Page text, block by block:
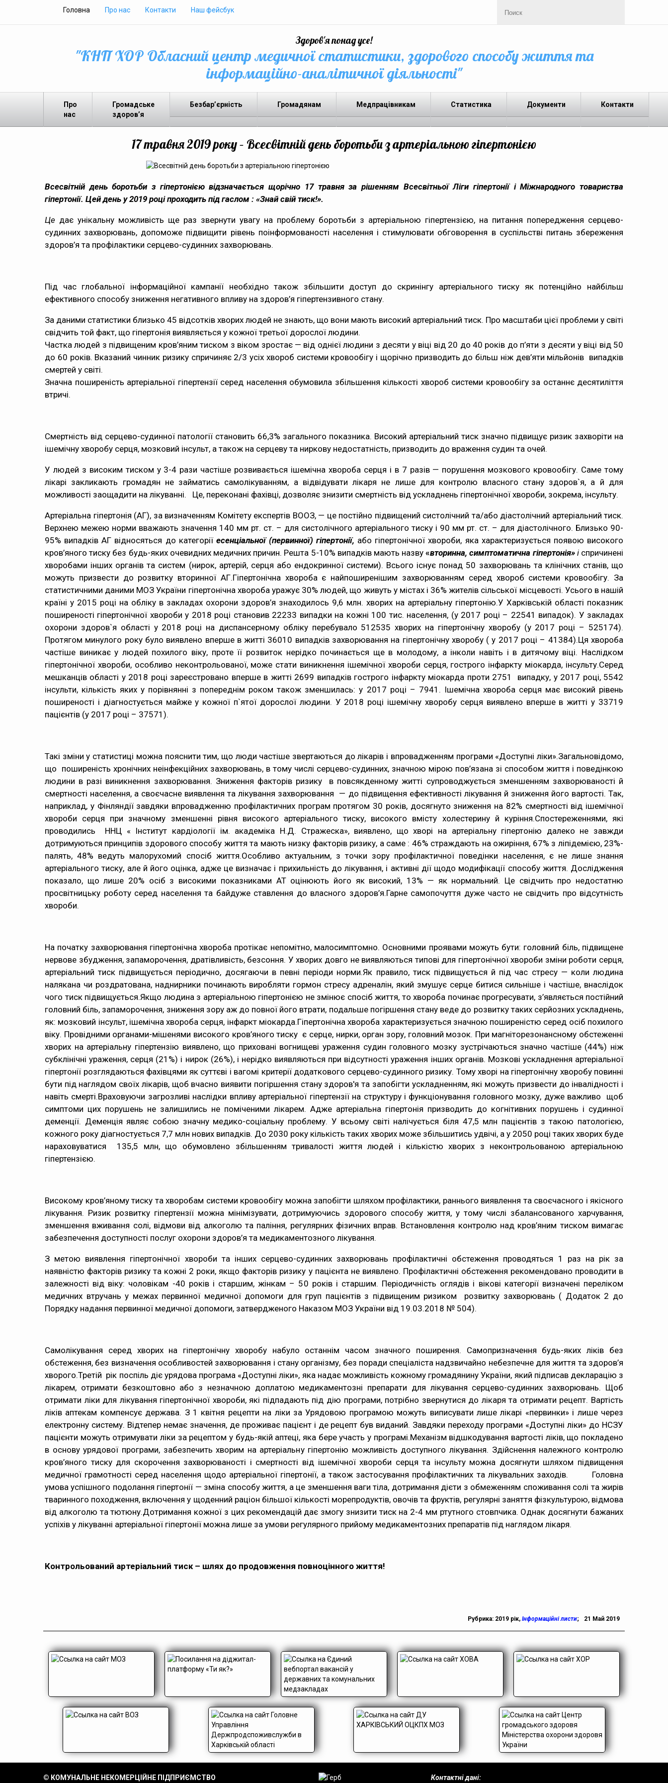
Головна Про нас Контакти Наш фейсбук
Здоров'я понад усе!
"КНП ХОР Обласний центр медичної статистики, здорового способу життя та
інформаційно-аналітичної діяльності"
Про
нас
Громадське
здоров’я
Безбар’єрність Громадянам Медпрацівникам Статистика Документи Контакти
17 травня 2019 року – Всесвітній день боротьби з артеріальною гіпертонією
Всесвітній день боротьби з гіпертонією відзначається щорічно 17 травня за рішенням Всесвітньої Ліги гіпертонії і Міжнародного товариства
гіпертонії. Цей день у 2019 році проходить під гаслом : «Знай свій тиск!».
Це дає унікальну можливість ще раз звернути увагу на проблему боротьби з артеріальною гіпертензією, на питання попередження серцево-
судинних захворювань, допоможе підвищити рівень поінформованості населення і стимулювати обговорення в суспільстві питань збереження
здоров’я та профілактики серцево-судинних захворювань.
Під час глобальної інформаційної кампанії необхідно також збільшити доступ до скринінгу артеріального тиску як потенційно найбільш
ефективного способу зниження негативного впливу на здоров’я гіпертензивного стану.
За даними статистики близько 45 відсотків хворих людей не знають, що вони мають високий артеріальний тиск. Про масштаби цієї проблеми у світі
свідчить той факт, що гіпертонія виявляється у кожної третьої дорослої людини.
Частка людей з підвищеним кров’яним тиском з віком зростає — від однієї людини з десяти у віці від 20 до 40 років до п’яти з десяти у віці від 50
до 60 років. Вказаний чинник ризику спричиняє 2/3 усіх хвороб системи кровообігу і щорічно призводить до більш ніж дев’яти мільйонів випадків
смертей у світі.
Значна поширеність артеріальної гіпертензії серед населення обумовила збільшення кількості хвороб системи кровообігу за останнє десятиліття
втричі.
Смертність від серцево-судинної патології становить 66,3% загального показника. Високий артеріальний тиск значно підвищує ризик захворіти на
ішемічну хворобу серця, мозковий інсульт, а також на серцеву та ниркову недостатність, призводить до враження судин та очей.
У людей з високим тиском у 3-4 рази частіше розвивається ішемічна хвороба серця і в 7 разів — порушення мозкового кровообігу. Саме тому
лікарі закликають громадян не займатись самолікуванням, а відвідувати лікаря не лише для контролю власного стану здоров`я, а й для
можливості заощадити на лікуванні. Це, переконані фахівці, дозволяє знизити смертність від ускладнень гіпертонічної хвороби, зокрема, інсульту.
Артеріальна гіпертонія (АГ), за визначенням Комітету експертів ВООЗ, — це постійно підвищений систолічний та/або діастолічний артеріальний тиск.
Верхнею межею норми вважають значення 140 мм рт. ст. – для систолічного артеріального тиску і 90 мм рт. ст. – для діастолічного. Близько 90-
95% випадків АГ відносяться до категорії есенціальної (первинної) гіпертонії, або гіпертонічної хвороби, яка характеризується появою високого
кров’яного тиску без будь-яких очевидних медичних причин. Решта 5-10% випадків мають назву«вторинна, симптоматична гіпертонія» іспричинені
хворобами інших органів та систем (нирок, артерій, серця або ендокринної системи). Всього існує понад 50 захворювань та клінічних станів, що
можуть призвести до розвитку вторинної АГ.Гіпертонічна хвороба є найпоширенішим захворюванням серед хвороб системи кровообігу. За
статистичними даними МОЗ України гіпертонічна хвороба уражує 30% людей, що живуть у містах і 36% жителів сільської місцевості. Усього в нашій
країні у 2015 році на обліку в закладах охорони здоров’я знаходилось 9,6 млн. хворих на артеріальну гіпертонію.У Харківській області показник
поширеності гіпертонічної хвороби у 2018 році становив 22233 випадки на кожні 100 тис. населення, (у 2017 році – 22541 випадок). У закладах
охорони здоров`я області у 2018 році на диспансерному обліку перебувало 512535 хворих на гіпертонічну хворобу (у 2017 році – 525174).
Протягом минулого року було виявлено вперше в житті 36010 випадків захворювання на гіпертонічну хворобу ( у 2017 році – 41384).Ця хвороба
частіше виникає у людей похилого віку, проте її розвиток нерідко починається ще в молодому, а інколи навіть і в дитячому віці. Наслідком
гіпертонічної хвороби, особливо неконтрольованої, може стати виникнення ішемічної хвороби серця, гострого інфаркту міокарда, інсульту.Серед
мешканців області у 2018 році зареєстровано вперше в житті 2699 випадків гострого інфаркту міокарда проти 2751 випадку, у 2017 році, 5542
інсульти, кількість яких у порівнянні з попереднім роком також зменшилась: у 2017 році – 7941. Ішемічна хвороба серця має високий рівень
поширеності і діагностується майже у кожної п`ятої дорослої людини. У 2018 році ішемічну хворобу серця виявлено вперше в житті у 33719
пацієнтів (у 2017 році – 37571).
Такі зміни у статистиці можна пояснити тим, що люди частіше звертаються до лікарів і впровадженням програми «Доступні ліки».Загальновідомо,
що поширеність хронічних неінфекційних захворювань, в тому числі серцево-судинних, значною мірою пов’язана зі способом життя і поведінкою
людини в разі виникнення захворювання. Зниження факторів ризику в повсякденному житті супроводжується зменшенням захворюваності й
смертності населення, а своєчасне виявлення та лікування захворювання — до підвищення ефективності лікування й зниження його вартості. Так,
наприклад, у Фінляндії завдяки впровадженню профілактичних програм протягом 30 років, досягнуто зниження на 82% смертності від ішемічної
хвороби серця при значному зменшенні рівня високого артеріального тиску, високого вмісту холестерину й куріння.Спостереженнями, які
проводились ННЦ « Інститут кардіології ім. академіка Н.Д. Стражеска», виявлено, що хворі на артеріальну гіпертонію далеко не завжди
дотримуються принципів здорового способу життя та мають низку факторів ризику, а саме : 46% страждають на ожиріння, 67% з ліпідемією, 23%-
палять, 48% ведуть малорухомий спосіб життя.Особливо актуальним, з точки зору профілактичної поведінки населення, є не лише знання
артеріального тиску, але й його оцінка, адже це визначає і прихильність до лікування, і активні дії щодо модифікації способу життя. Дослідження
показало, що лише 20% осіб з високими показниками АТ оцінюють його як високий, 13% — як нормальний. Це свідчить про недостатню
просвітницьку роботу серед населення та байдуже ставлення до власного здоров’я.Гарне самопочуття дуже часто не свідчить про відсутність
хвороби.
На початку захворювання гіпертонічна хвороба протікає непомітно, малосимптомно. Основними проявами можуть бути: головний біль, підвищене
нервове збудження, запаморочення, дратівливість, безсоння. У хворих довго не виявляються типові для гіпертонічної хвороби зміни роботи серця,
артеріальний тиск підвищується періодично, досягаючи в певні періоди норми.Як правило, тиск підвищується й під час стресу — коли людина
налякана чи роздратована, наднирники починають виробляти гормон стресу адреналін, який змушує серце битися сильніше і частіше, внаслідок
чого тиск підвищується.Якщо людина з артеріальною гіпертонією не змінює спосіб життя, то хвороба починає прогресувати, з’являється постійний
головний біль, запаморочення, зниження зору аж до повної його втрати, подальше погіршення стану веде до розвитку таких серйозних ускладнень,
як: мозковий інсульт, ішемічна хвороба серця, інфаркт міокарда.Гіпертонічна хвороба характеризується значною поширеністю серед осіб похилого
віку. Провідними органами-мішенями високого кров’яного тиску є серце, нирки, орган зору, головний мозок. При магніторезонансному обстеженні
хворих на артеріальну гіпертензію виявлено, що приховані вогнищеві ураження судин головного мозку зустрічаються значно частіше (44%) ніж
субклінічні ураження, серця (21%) і нирок (26%), і нерідко виявляються при відсутності ураження інших органів. Мозкові ускладнення артеріальної
гіпертонії розглядаються фахівцями як суттєві і вагомі критерії додаткового серцево-судинного ризику. Тому хворі на гіпертонічну хворобу повинні
бути під наглядом своїх лікарів, щоб вчасно виявити погіршення стану здоров′я та запобігти ускладненням, які можуть призвести до інвалідності і
навіть смерті.Враховуючи загрозливі наслідки впливу артеріальної гіпертензії на структуру і функціонування головного мозку, дуже важливо щоб
симптоми цих порушень не залишились не поміченими лікарем. Адже артеріальна гіпертонія призводить до когнітивних порушень і судинної
деменції. Деменція являє собою значну медико-соціальну проблему. У всьому світі налічується біля 47,5 млн пацієнтів з такою патологією,
кожного року діагностується 7,7 млн нових випадків. До 2030 року кількість таких хворих може збільшитись удвічі, а у 2050 році таких хворих буде
нараховуватися 135,5 млн, що обумовлено збільшенням тривалості життя людей і кількістю хворих з неконтрольованою артеріальною
гіпертензією.
Високому кров’яному тиску та хворобам системи кровообігу можна запобігти шляхом профілактики, раннього виявлення та своєчасного і якісного
лікування. Ризик розвитку гіпертензії можна мінімізувати, дотримуючись здорового способу життя, у тому числі збалансованого харчування,
зменшення вживання солі, відмови від алкоголю та паління, регулярних фізичних вправ. Встановлення контролю над кров’яним тиском вимагає
забезпечення доступності послуг охорони здоров’я та медикаментозного лікування.
З метою виявлення гіпертонічної хвороби та інших серцево-судинних захворювань профілактичні обстеження проводяться 1 раз на рік за
наявністю факторів ризику та кожні 2 роки, якщо факторів ризику у пацієнта не виявлено. Профілактичні обстеження рекомендовано проводити в
залежності від віку: чоловікам -40 років і старшим, жінкам – 50 років і старшим. Періодичність оглядів і вікові категорії визначені переліком
медичних втручань у межах первинної медичної допомоги для груп пацієнтів з підвищеним ризиком розвитку захворювань ( Додаток 2 до
Порядку надання первинної медичної допомоги, затвердженого Наказом МОЗ України від 19.03.2018 № 504).
Самолікування серед хворих на гіпертонічну хворобу набуло останнім часом значного поширення. Самопризначення будь-яких ліків без
обстеження, без визначення особливостей захворювання і стану організму, без поради спеціаліста надзвичайно небезпечне для життя та здоров’я
хворого.Третій рік поспіль діє урядова програма «Доступні ліки», яка надає можливість кожному громадянину України, який підписав декларацію з
лікарем, отримати безкоштовно або з незначною доплатою медикаментозні препарати для лікування серцево-судинних захворювань. Щоб
отримати ліки для лікування гіпертонічної хвороби, які підпадають під дію програми, потрібно звернутися до лікаря та отримати рецепт. Вартість
ліків аптекам компенсує держава. З 1 квітня рецепти на ліки за Урядовою програмою можуть виписувати лише лікарі «первинки» і лише через
електронну систему. Відтепер немає значення, де проживає пацієнт і де рецепт був виданий. Завдяки переходу програми «Доступні ліки» до НСЗУ
пацієнти можуть отримувати ліки за рецептом у будь-якій аптеці, яка бере участь у програмі.Механізм відшкодування вартості ліків, що покладено
в основу урядової програми, забезпечить хворим на артеріальну гіпертонію можливість доступного лікування. Здійснення належного контролю
кров’яного тиску для скорочення захворюваності і смертності від ішемічної хвороби серця та інсульту можна досягнути шляхом підвищення
медичної грамотності серед населення щодо артеріальної гіпертонії, а також застосування профілактичних та лікувальних заходів. Головна
умова успішного подолання гіпертонії — зміна способу життя, а це зменшення ваги тіла, дотримання дієти з обмеженням споживання солі та жирів
тваринного походження, включення у щоденний раціон більшої кількості морепродуктів, овочів та фруктів, регулярні заняття фізкультурою, відмова
від алкоголю та тютюну.Дотримання кожної з цих рекомендацій дає змогу знизити тиск на 2-4 мм ртутного стовпчика. Однак досягнути бажаних
успіхів у лікуванні артеріальної гіпертонії можна лише за умови регулярного прийому медикаментозних препаратів під наглядом лікаря.
Контрольований артеріальний тиск – шлях до продовження повноцінного життя!
Рубрика: 2019 рік, Інформаційні листи; 21 Май 2019
© КОМУНАЛЬНЕ НЕКОМЕРЦІЙНЕ ПІДПРИЄМСТВО Контактні дані: